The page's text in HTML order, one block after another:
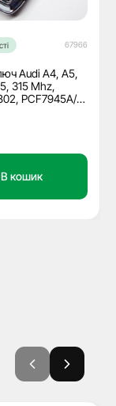
67966
Audi A4, A5,
315 Mhz,
PCF7945A/
В кошик